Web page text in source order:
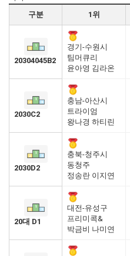
구분
1위
20304045B2
경기-수원시
팀머큐리
윤아영 김라온
2030C2
충남-아산시
트라이엄
왕나경 하티린
2030D2
충북-청주시
동청주
정송란 이지연
20대 D1
대전-유성구
프리미콕&
박금비 나미연